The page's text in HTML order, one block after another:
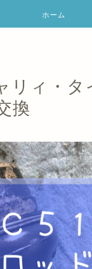
ホーム
リィ・
換